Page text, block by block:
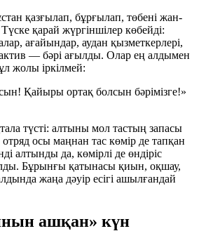
қазғылап, бұрғылап, төбені жан-
қарай жүргіншілер көбейді:
ағайындар, аудан қызметкерлері,
— бәрі ағылды. Олар ең алдымен
жолы іркілмей:
Қайыры ортақ болсын бәрімізге!»
түсті: алтыны мол тастың запасы
осы маңнан тас көмір де тапқан
алтынды да, көмірлі де өндіріс
Бұрынғы қатынасы қиын, оқшау,
жаңа дәуір есігі ашылғандай
ашқан» күн